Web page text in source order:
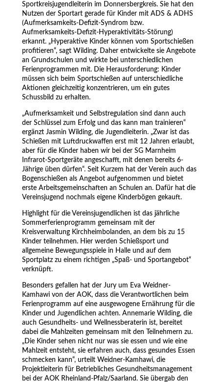
Sportkreisjugendleiterin im Donnersbergkreis. Sie hat den
Nutzen der Sportart gerade für Kinder mit ADS & ADHS
(Aufmerksamkeits-Defizit-Syndrom bzw.
Aufmerksamkeits-Defizit-Hyperaktivitäts-Störung)
erkannt. „Hyperaktive Kinder können vom Sportschießen
profitieren“, sagt Wilding. Daher entwickelte sie Angebote
an Grundschulen und wirkte bei unterschiedlichen
Ferienprogrammen mit. Die Herausforderung: Kinder
müssen sich beim Sportschießen auf unterschiedliche
Aktionen gleichzeitig konzentrieren, um ein gutes
Schussbild zu erhalten.
„Aufmerksamkeit und Selbstregulation sind dann auch
der Schlüssel zum Erfolg und das kann man trainieren“
ergänzt Jasmin Wilding, die Jugendleiterin. „Zwar ist das
Schießen mit Luftdruckwaffen erst mit 12 Jahren erlaubt,
aber für die Kinder haben wir bei der SG Marnheim
Infrarot-Sportgeräte angeschafft, mit denen bereits 6-
Jährige üben dürfen“. Seit Kurzem hat der Verein auch das
Bogenschießen als Angebot aufgenommen und bietet
erste Arbeitsgemeinschaften an Schulen an. Dafür hat die
Vereinsjugend nochmals eigene Kinderbögen gekauft.
Highlight für die Vereinsjugendlichen ist das jährliche
Sommerferienprogramm gemeinsam mit der
Kreisverwaltung Kirchheimbolanden, an dem bis zu 15
Kinder teilnehmen. Hier werden Schießsport und
allgemeine Bewegungsspiele in Halle und auf dem
Sportplatz zu einem richtigen „Spaß- und Sportangebot“
verknüpft.
Besonders gefallen hat der Jury um Eva Weidner-
Kamhawi von der AOK, dass die Verantwortlichen beim
Ferienprogramm auf eine ausgewogene Ernährung für die
Kinder und Jugendlichen achten. Annemarie Wilding, die
auch Gesundheits- und Wellnessberaterin ist, bereitet
dabei die Mahlzeiten gemeinsam mit den Teilnehmern zu.
„Die Kinder sehen nicht nur was sie essen und wie eine
Mahlzeit entsteht, sie erfahren auch, dass gesundes Essen
schmecken kann“, urteilt Weidner-Kamhawi, die
Projektleiterin für Betriebliches Gesundheitsmanagement
bei der AOK Rheinland-Pfalz/Saarland. Sie übergab den